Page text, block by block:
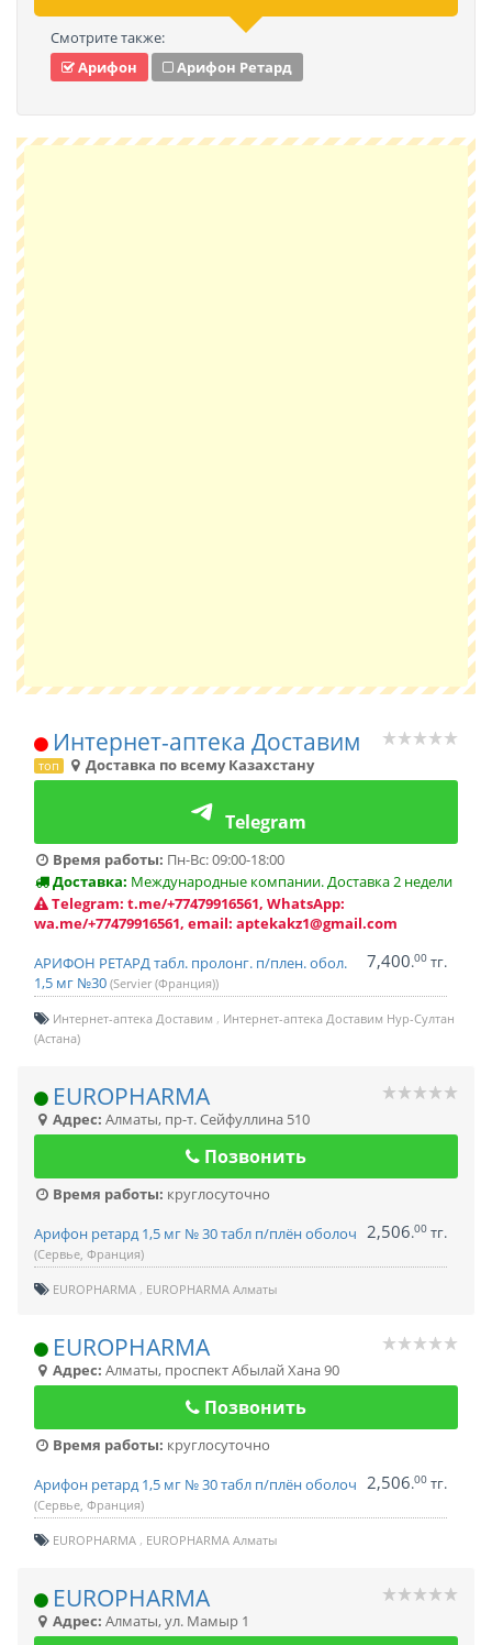
Смотрите также:
Арифон
Арифон Ретард
Интернет-аптека Доставим
топ Доставка по всему Казахстану
Telegram
Время работы: Пн-Вс: 09:00-18:00
Доставка: Международные компании. Доставка 2 недели
Telegram: t.me/+77479916561, WhatsApp:
wa.me/+77479916561, email: aptekakz1@gmail.com
АРИФОН РЕТАРД табл. пролонг. п/плен. обол.
1,5 мг №30 (Servier (Франция))
7,400.00 тг.
Интернет-аптека Доставим
Интернет-аптека Доставим Нур-Султан
(Астана)
EUROPHARMA
Адрес: Алматы, пр-т. Сейфуллина 510
Позвонить
Время работы: круглосуточно
Арифон ретард 1,5 мг № 30 табл п/плён оболоч
(Сервье, Франция)
2,506.00 тг.
EUROPHARMA EUROPHARMA Алматы
EUROPHARMA
Адрес: Алматы, проспект Абылай Хана 90
Позвонить
Время работы: круглосуточно
Арифон ретард 1,5 мг № 30 табл п/плён оболоч
(Сервье, Франция)
2,506.00 тг.
EUROPHARMA EUROPHARMA Алматы
EUROPHARMA
Адрес: Алматы,ул. Мамыр 1